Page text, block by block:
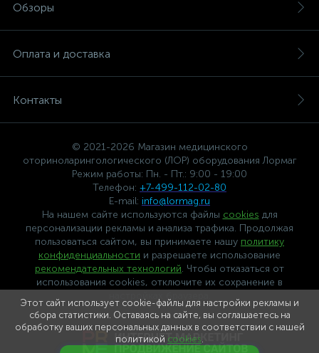
Обзоры
Оплата и доставка
Контакты
© 2021-2026 Магазин медицинского
оториноларингологического (ЛОР) оборудования Лормаг
Режим работы: Пн. - Пт.: 9:00 - 19:00
Телефон: +7-499-112-02-80
E-mail: info@lormag.ru
На нашем сайте используются файлы cookies для
персонализации рекламы и анализа трафика. Продолжая
пользоваться сайтом, вы принимаете нашу политику
конфиденциальности и разрешаете использование
рекомендательных технологий. Чтобы отказаться от
использования cookies, отключите их сохранение в
Этот сайт использует cookie-файлы для настройки рекламы и
сбора статистики. Оставаясь на сайте, вы соглашаетесь на
обработку ваших персональных данных в соответствии с нашей
политикой cookies.